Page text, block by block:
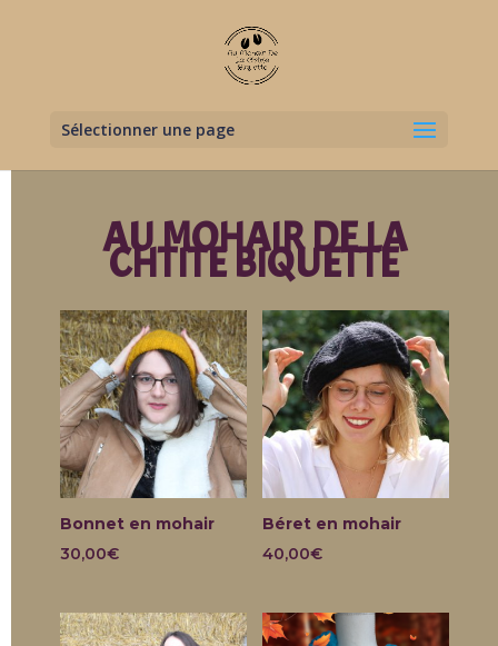
Sélectionner une page
AU MOHAIR DE LA
CHTITE BIQUETTE
Bonnet en mohair
30,00€
Béret en mohair
40,00€